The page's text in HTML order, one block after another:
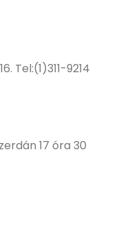
Tel:(1)311-9214
17 óra 30